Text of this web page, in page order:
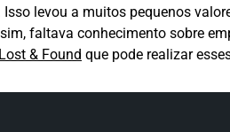
levou a muitos pequenos
faltava conhecimento sobre
Lost & Found que pode realizar